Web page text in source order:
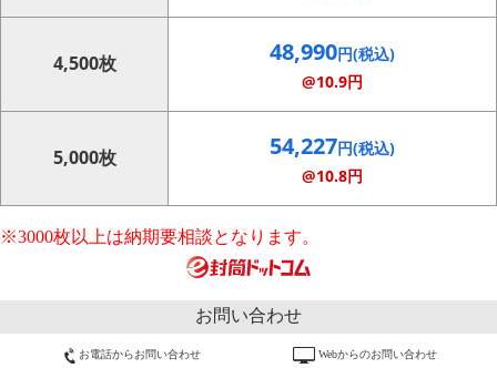
4,500枚 48,990円(税込)
@10.9円
5,000枚 54,227円(税込)
@10.8円
※3000枚以上は納期要相談となります。
お問い合わせ
お電話からお問い合わせ Webからのお問い合わせ